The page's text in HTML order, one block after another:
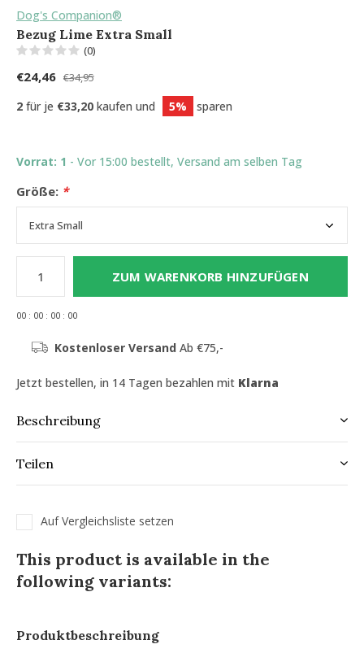
Dog's Companion®
Bezug Lime Extra Small
(0)
€24,46 €34,95
2 für je €33,20 kaufen und 5% sparen
Vorrat: 1 - Vor 15:00 bestellt, Versand am selben Tag
Größe: *
ZUM WARENKORB HINZUFÜGEN
00 : 00 : 00 : 00
Kostenloser Versand Ab €75,-
Jetzt bestellen, in 14 Tagen bezahlen mit Klarna
Beschreibung
Teilen
Auf Vergleichsliste setzen
This product is available in the
following variants:
Produktbeschreibung